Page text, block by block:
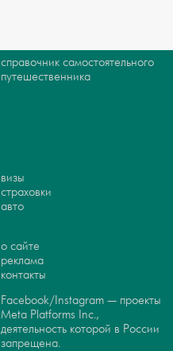
справочник самостоятельного
путешественника
визы
страховки
авто
о сайте
реклама
контакты
Facebook/Instagram — проекты
Meta Platforms Inc.,
деятельность которой в России
запрещена.